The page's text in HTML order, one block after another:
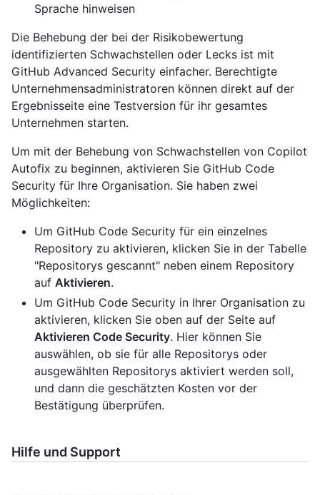
Sprache hinweisen
Die Behebung der bei der Risikobewertung
identifizierten Schwachstellen oder Lecks ist mit
GitHub Advanced Security einfacher. Berechtigte
Unternehmensadministratoren können direkt auf der
Ergebnisseite eine Testversion für ihr gesamtes
Unternehmen starten.
Um mit der Behebung von Schwachstellen von Copilot
Autofix zu beginnen, aktivieren Sie GitHub Code
Security für Ihre Organisation. Sie haben zwei
Möglichkeiten:
Um GitHub Code Security für ein einzelnes
Repository zu aktivieren, klicken Sie in der Tabelle
"Repositorys gescannt" neben einem Repository
auf Aktivieren.
Um GitHub Code Security in Ihrer Organisation zu
aktivieren, klicken Sie oben auf der Seite auf
Aktivieren Code Security. Hier können Sie
auswählen, ob sie für alle Repositorys oder
ausgewählten Repositorys aktiviert werden soll,
und dann die geschätzten Kosten vor der
Bestätigung überprüfen.
Hilfe und Support